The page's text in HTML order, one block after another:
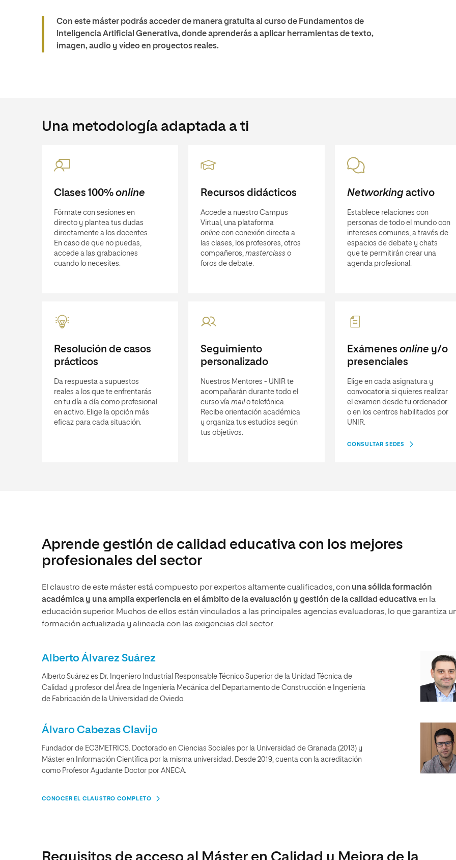
Con este máster podrás acceder de manera gratuita al curso de Fundamentos de
Inteligencia Artificial Generativa, donde aprenderás a aplicar herramientas de texto,
imagen, audio y vídeo en proyectos reales.
Una metodología adaptada a ti
Clases 100% online
Fórmate con sesiones en
directo y plantea tus dudas
directamente a los docentes.
En caso de que no puedas,
accede a las grabaciones
cuando lo necesites.
Recursos didácticos
Accede a nuestro Campus
Virtual, una plataforma
onlinecon conexión directa a
las clases, los profesores, otros
compañeros, masterclasso
foros de debate.
Networkingactivo
Establece relaciones con
personas de todo el mundo con
intereses comunes, a través de
espacios de debate y chats
que te permitirán crear una
agenda profesional.
Resolución de casos
prácticos
Da respuesta a supuestos
reales a los que te enfrentarás
en tu día a día como profesional
en activo. Elige la opción más
eficaz para cada situación.
Seguimiento
personalizado
Nuestros Mentores - UNIR te
acompañarán durante todo el
curso vía mailo telefónica.
Recibe orientación académica
y organiza tus estudios según
tus objetivos.
Exámenes online y/o
presenciales
Elige en cada asignatura y
convocatoria si quieres realizar
el examen desde tu ordenador
o en los centros habilitados por
UNIR.
CONSULTAR SEDES
Aprende gestión de calidad educativa con los mejores
profesionales del sector
El claustro de este máster está compuesto por expertos altamente cualificados, con una sólida formación
académica y una amplia experiencia en el ámbito de la evaluación y gestión de la calidad educativaen la
educación superior. Muchos de ellos están vinculados a las principales agencias evaluadoras, lo que garantiza
formación actualizada y alineada con las exigencias del sector.
Alberto Álvarez Suárez
Alberto Suárez es Dr. Ingeniero Industrial Responsable Técnico Superior de la Unidad Técnica de
Calidad y profesor del Área de Ingeniería Mecánica del Departamento de Construcción e Ingeniería
de Fabricación de la Universidad de Oviedo.
Álvaro Cabezas Clavijo
Fundador de EC3METRICS. Doctorado en Ciencias Sociales por la Universidad de Granada (2013) y
Máster en Información Científica por la misma universidad. Desde 2019, cuenta con la acreditación
como Profesor Ayudante Doctor por ANECA.
CONOCER EL CLAUSTRO COMPLETO